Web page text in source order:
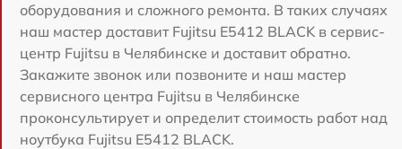
оборудования и сложного ремонта. В таких случаях
наш мастер доставит Fujitsu E5412 BLACK в сервис-
центр Fujitsu в Челябинске и доставит обратно.
Закажите звонок или позвоните и наш мастер
сервисного центра Fujitsu в Челябинске
проконсультирует и определит стоимость работ над
ноутбука Fujitsu E5412 BLACK.